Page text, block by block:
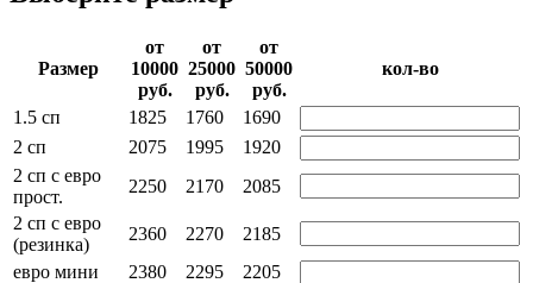
Раз­мер
от
10000­
руб.
от
25000­
руб.
от
50000­
руб.
кол-во
1.5 сп 1825 1760
1690
2 сп
2075 1995
1920
2 сп с евро
прост.
2250 2170
2085
2 сп с евро
(резинка)
2360 2270
2185
евро мини
2380 2295
2205